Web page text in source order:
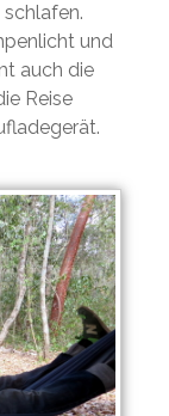
und
auch die
Reise